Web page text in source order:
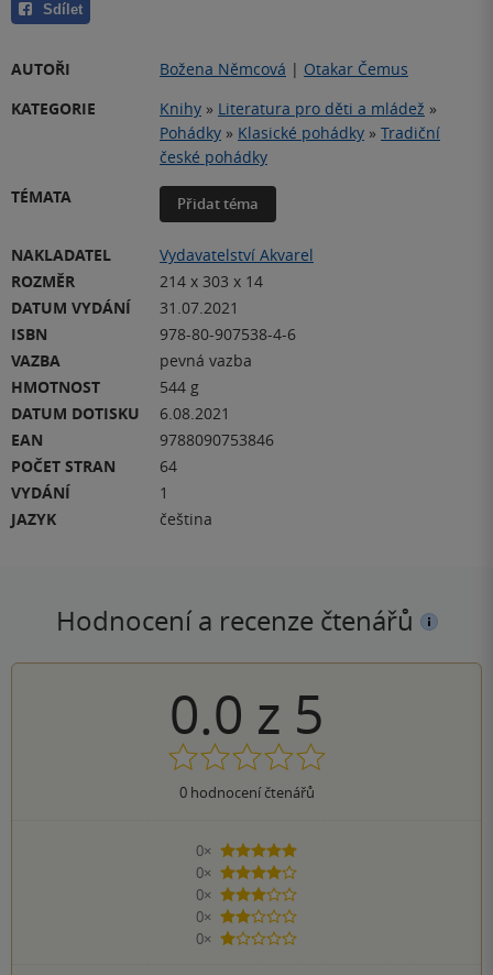
Sdílet
AUTOŘI Božena Němcová | Otakar Čemus
KATEGORIE
Knihy » Literatura pro děti a mládež »
Pohádky » Klasické pohádky » Tradiční
české pohádky
TÉMATA
Přidat téma
NAKLADATEL
Vydavatelství Akvarel
ROZMĚR
214 x 303 x 14
DATUM VYDÁNÍ
31.07.2021
ISBN
978-80-907538-4-6
VAZBA
pevná vazba
HMOTNOST
544 g
DATUM DOTISKU
6.08.2021
EAN
9788090753846
POČET STRAN
64
VYDÁNÍ
1
JAZYK
čeština
Hodnocení a recenze čtenářů
0.0 z 5
0hodnocení čtenářů
0×
5 hvězdiček
0×
4 hvězdičky
0×
3 hvězdičky
0×
2 hvězdičky
0×
1 hvezdička